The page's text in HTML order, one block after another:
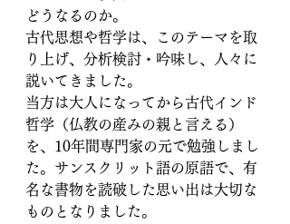
どうなるのか。
古代思想や哲学は、このテーマを取
り上げ、分析検討・吟味し、人々に
説いてきました。
当方は大人になってから古代インド
哲学（仏教の産みの親と言える）
を、10年間専門家の元で勉強しまし
た。サンスクリット語の原語で、有
名な書物を読破した思い出は大切な
ものとなりました。